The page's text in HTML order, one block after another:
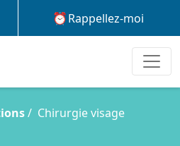
Rappellez-moi
Chirurgie visage